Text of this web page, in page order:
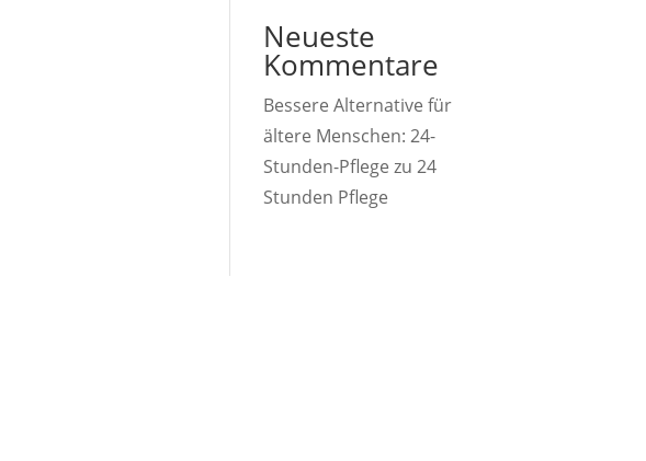
Neueste
Kommentare
Bessere Alternative für
ältere Menschen: 24-
Stunden-Pflege zu 24
Stunden Pflege